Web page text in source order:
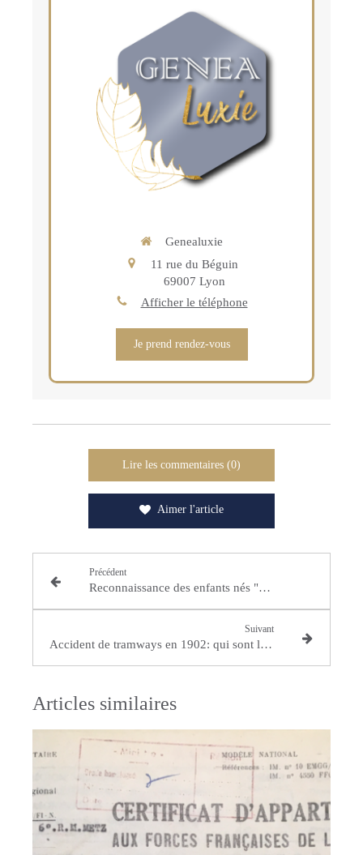
Genealuxie
11 rue du Béguin
69007 Lyon
Afficher le téléphone
Je prend rendez-vous
Lire les commentaires (0)
Aimer l'article
Précédent
Reconnaissance des enfants nés "sur la route"
Suivant
Accident de tramways en 1902: qui sont les protagonistes?
Articles similaires